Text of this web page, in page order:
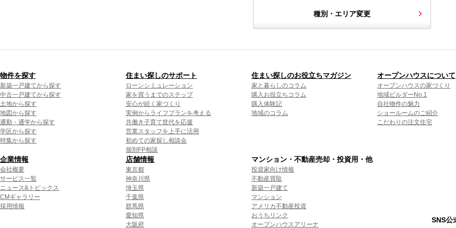
種別・エリア変更
物件を探す
新築一戸建てから探す
中古一戸建てから探す
土地から探す
地図から探す
通勤・通学から探す
学区から探す
特集から探す
住まい探しのサポート
ローンシミュレーション
家を買うまでのステップ
安心が続く家づくり
実例からライフプランを考える
共働き子育て世代を応援
営業スタッフを上手に活用
初めての家探し相談会
個別FP相談
住まい探しのお役立ちマガジン
家と暮らしのコラム
購入お役立ちコラム
購入体験記
地域のコラム
オープンハウスについて
オープンハウスの家づくり
地域ビルダーNo.1
自社物件の魅力
ショールームのご紹介
こだわりの注文住宅
企業情報
会社概要
サービス一覧
ニュース&トピックス
CMギャラリー
採用情報
店舗情報
東京都
神奈川県
埼玉県
千葉県
群馬県
愛知県
大阪府
マンション・不動産売却・投資用・他
投資家向け情報
不動産買取
新築一戸建て
マンション
アメリカ不動産投資
おうちリンク
オープンハウスアリーナ
SNS公